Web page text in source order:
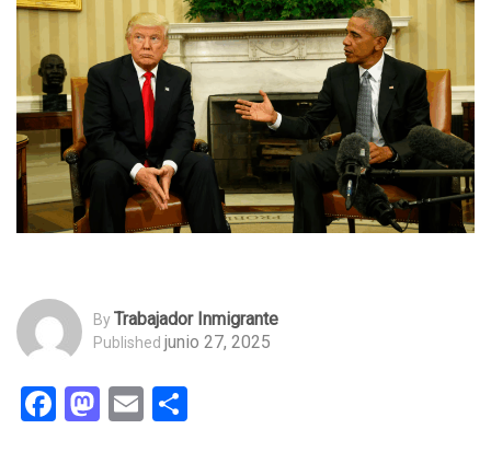
ByTrabajador Inmigrante
Published junio 27, 2025
Facebook
Mastodon
Email